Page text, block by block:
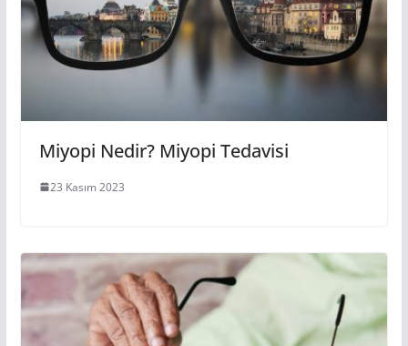
Miyopi Nedir? Miyopi Tedavisi
23 Kasım 2023